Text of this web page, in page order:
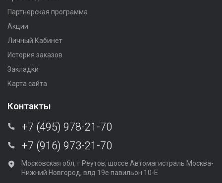
Партнерская программа
Акции
Личный Кабинет
История заказов
Закладки
Карта сайта
Контакты
+7 (495) 978-21-70
+7 (916) 973-21-70
Московская обл, г Реутов, шоссе Автомагистраль Москва-
Нижний Новгород, влд 19е павильон 10-Е